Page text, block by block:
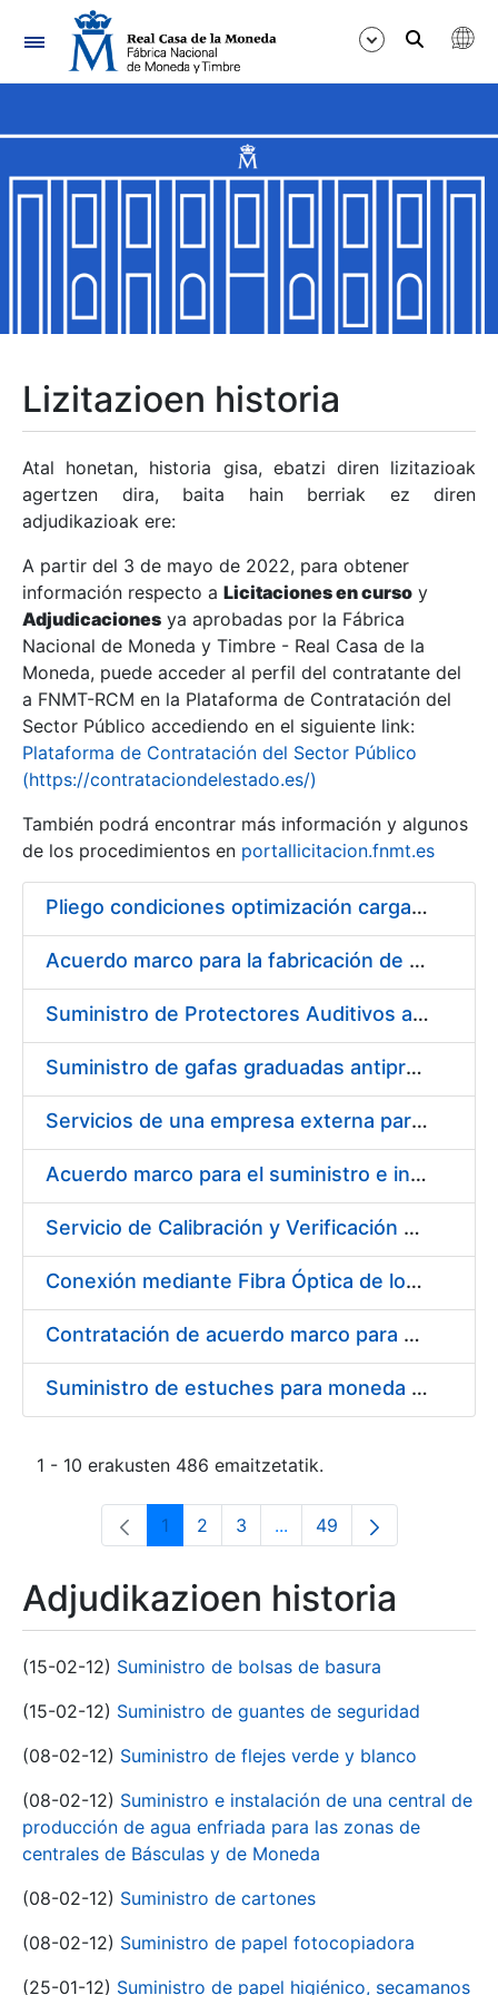
Nabigazioa
Erakutsi/Ezkutatu
Erakutsi/Ezkutatu
Erakutsi/Ezkutatu
Erakutsi/Ezkutatu
Erakutsi/Ezkutatu
Erakutsi/Ezkutatu
Erakutsi/Ezkutatu
Erakutsi/Ezkutatu
Lizitazioen historia
Atal honetan, historia gisa, ebatzi diren lizitazioak
agertzen dira, baita hain berriak ez diren
adjudikazioak ere:
A partir del 3 de mayo de 2022, para obtener
información respecto a Licitaciones en curso y
Adjudicaciones ya aprobadas por la Fábrica
Nacional de Moneda y Timbre - Real Casa de la
Moneda, puede acceder al perfil del contratante del
a FNMT-RCM en la Plataforma de Contratación del
Sector Público accediendo en el siguiente link:
Plataforma de Contratación del Sector Público
(https://contrataciondelestado.es/)
También podrá encontrar más información y algunos
de los procedimientos en portallicitacion.fnmt.es
Pliego condiciones optimización cargas compras firmado
Acuerdo marco para la fabricación de piezas
Suministro de Protectores Auditivos a medida para las personas trabajadoras de los Centros de Trabajo de Madrid y Burgos
Suministro de gafas graduadas antiproyecciones para los trabajadores de la FNMT-RCM en los centros de trabajo de Madrid y Burgos
Servicios de una empresa externa para el asesoramiento y resolución de los recursos de alzada que se presentan relacionados con procesos de selección para la FNMT-RCM
Acuerdo marco para el suministro e instalación de persianas, estores y otros complementos
Servicio de Calibración y Verificación Externa de los Equipos de Medición del Servicio de Prevención de la FNMT-RCM
Conexión mediante Fibra Óptica de los Centros de Proceso de Datos (CPDs) de las sedes de la FNMT-RCM de Burgos y Madrid
Contratación de acuerdo marco para el Suministro de Material de Electricidad para la Fábrica Nacional de Moneda y Timbre-Real Casa de la Moneda en su centro de trabajo de Burgos
Suministro de estuches para moneda de 30 €
1 - 10 erakusten 486 emaitzetatik.
Orrialdea
1 Orrialdea
2 Orrialdea
3 ...Intermediate Pages Use
Orrialdea
49
Adjudikazioen historia
(15-02-12) Suministro de bolsas de basura
(15-02-12) Suministro de guantes de seguridad
(08-02-12) Suministro de flejes verde y blanco
(08-02-12) Suministro e instalación de una central de
producción de agua enfriada para las zonas de
centrales de Básculas y de Moneda
(08-02-12) Suministro de cartones
(08-02-12) Suministro de papel fotocopiadora
(25-01-12) Suministro de papel higiénico, secamanos